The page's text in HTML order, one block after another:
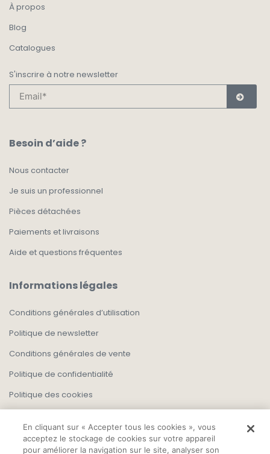
À propos
Blog
Catalogues
S'inscrire à notre newsletter
Besoin d’aide ?
Nous contacter
Je suis un professionnel
Pièces détachées
Paiements et livraisons
Aide et questions fréquentes
Informations légales
Conditions générales d’utilisation
Politique de newsletter
Conditions générales de vente
Politique de confidentialité
Politique des cookies
En cliquant sur « Accepter tous les cookies », vous
acceptez le stockage de cookies sur votre appareil
pour améliorer la navigation sur le site, analyser son